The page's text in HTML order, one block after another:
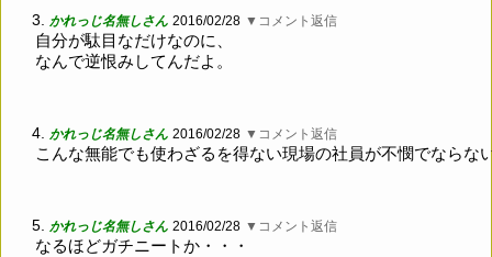
3. かれっじ名無しさん 2016/02/28 ▼コメント返信
自分が駄目なだけなのに、
なんで逆恨みしてんだよ。
4. かれっじ名無しさん 2016/02/28 ▼コメント返信
こんな無能でも使わざるを得ない現場の社員が不憫でならな
5. かれっじ名無しさん 2016/02/28 ▼コメント返信
なるほどガチニートか・・・